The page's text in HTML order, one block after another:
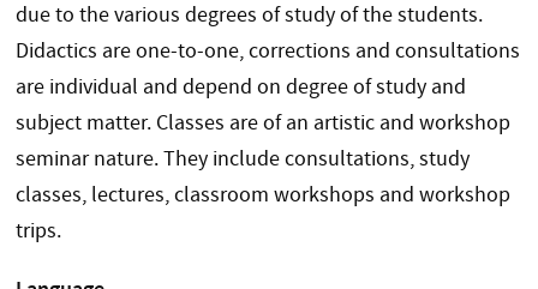
due to the various degrees of study of the students.
Didactics are one-to-one, corrections and consultations
are individual and depend on degree of study and
subject matter. Classes are of an artistic and workshop
seminar nature. They include consultations, study
classes, lectures, classroom workshops and workshop
trips.